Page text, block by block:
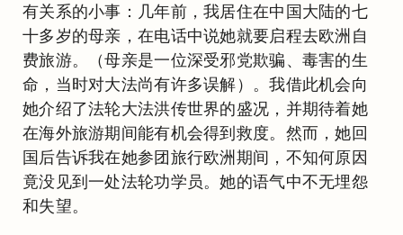
有关系的小事：几年前，我居住在中国大陆的七
十多岁的母亲，在电话中说她就要启程去欧洲自
费旅游。（母亲是一位深受邪党欺骗、毒害的生
命，当时对大法尚有许多误解）。我借此机会向
她介绍了法轮大法洪传世界的盛况，并期待着她
在海外旅游期间能有机会得到救度。然而，她回
国后告诉我在她参团旅行欧洲期间，不知何原因
竟没见到一处法轮功学员。她的语气中不无埋怨
和失望。